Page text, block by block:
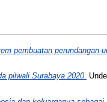
pembuatan perundangan-
pilwali Surabaya 2020.